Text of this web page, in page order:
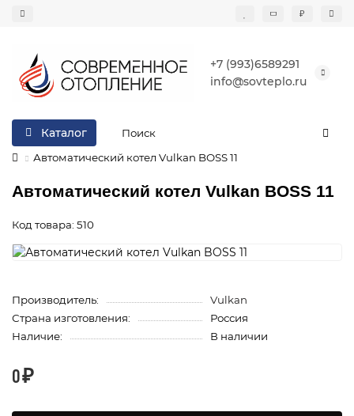
₽
+7 (993)6589291
info@sovteplo.ru
Каталог
Автоматический котел Vulkan BOSS 11
Автоматический котел Vulkan BOSS 11
Код товара: 510
Производитель:
Vulkan
Страна изготовления:
Россия
Наличие:
В наличии
0 ₽